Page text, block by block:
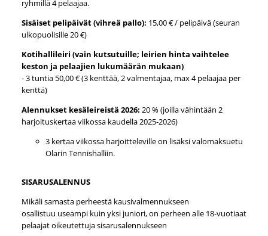
ryhmillä 4 pelaajaa.
Sisäiset pelipäivät (vihreä pallo): 15,00 € / pelipäivä (seuran
ulkopuolisille 20 €)
Kotihallileiri (vain kutsutuille; leirien hinta vaihtelee
keston ja pelaajien lukumäärän mukaan)
- 3 tuntia 50,00 € (3 kenttää, 2 valmentajaa, max 4 pelaajaa per
kenttä)
Alennukset kesäleireistä 2026: 20 % (joilla vähintään 2
harjoituskertaa viikossa kaudella 2025-2026)
3 kertaa viikossa harjoitteleville on lisäksi valomaksuetu
Olarin Tennishalliin.
SISARUSALENNUS
Mikäli samasta perheestä kausivalmennukseen
osallistuu useampi kuin yksi juniori, on perheen alle 18-vuotiaat
pelaajat oikeutettuja sisarusalennukseen